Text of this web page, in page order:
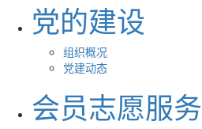
党的建设
组织概况
党建动态
会员志愿服务